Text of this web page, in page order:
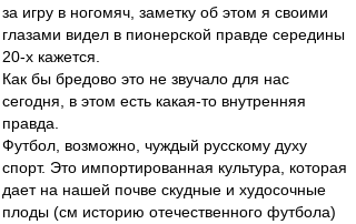
за игру в ногомяч, заметку об этом я своими
глазами видел в пионерской правде середины
20-х кажется.
Как бы бредово это не звучало для нас
сегодня, в этом есть какая-то внутренняя
правда.
Футбол, возможно, чуждый русскому духу
спорт. Это импортированная культура, которая
дает на нашей почве скудные и худосочные
плоды (см историю отечественного футбола)